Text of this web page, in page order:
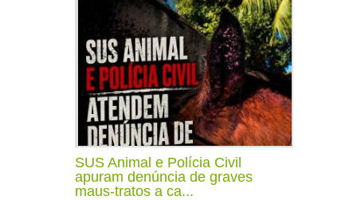
SUS Animal e Polícia Civil
apuram denúncia de graves
maus-tratos a ca...